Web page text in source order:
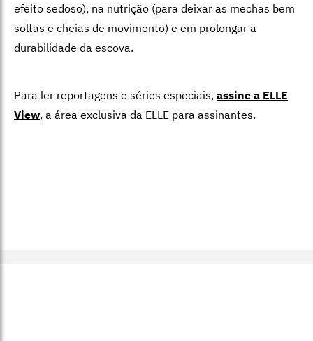
efeito sedoso), na nutrição (para deixar as mechas bem
soltas e cheias de movimento) e em prolongar a
durabilidade da escova.
Para ler reportagens e séries especiais, assine a ELLE
View, a área exclusiva da ELLE para assinantes.